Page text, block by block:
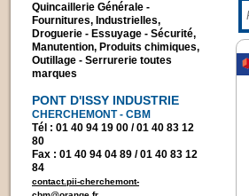
Quincaillerie Générale -
Fournitures, Industrielles,
Droguerie - Essuyage - Sécurité,
Manutention, Produits chimiques,
Outillage - Serrurerie toutes
marques
PONT D'ISSY INDUSTRIE
CHERCHEMONT - CBM
Tél : 01 40 94 19 00 / 01 40 83 12
80
Fax : 01 40 94 04 89 / 01 40 83 12
84
contact.pii-cherchemont-